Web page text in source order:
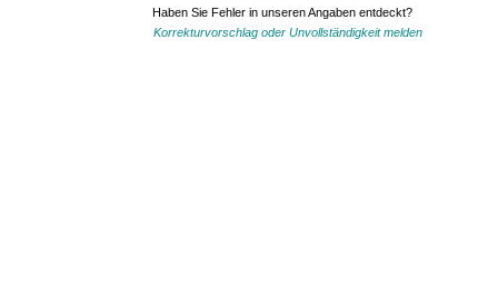
Haben Sie Fehler in unseren Angaben entdeckt?
Korrekturvorschlag oder Unvollständigkeit melden